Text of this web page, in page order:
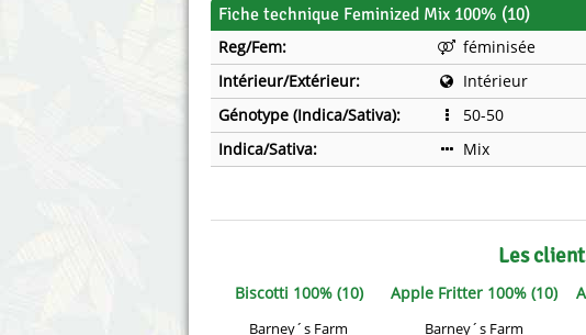
Fiche technique Feminized Mix 100% (10)
Reg/Fem:
féminisée
Intérieur/Extérieur:
Intérieur
Génotype (Indica/Sativa):
50-50
Indica/Sativa:
Mix
Les
Biscotti 100% (10)
Barney´s Farm
Apple Fritter 100% (10)
Barney´s Farm